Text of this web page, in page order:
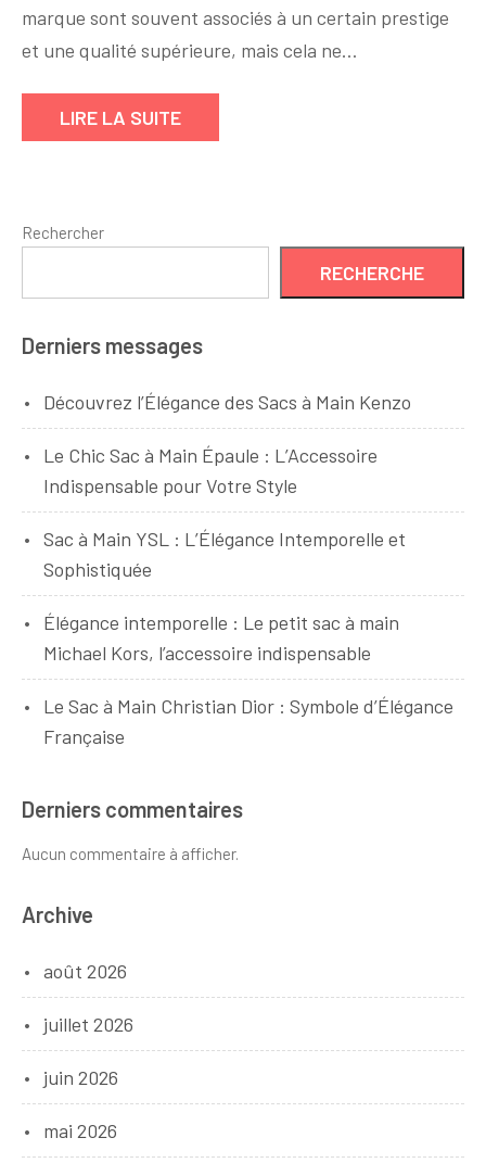
de
Marque
Parfait
Conseils
marque sont souvent associés à un certain prestige
et une qualité supérieure, mais cela ne…
LIRE LA SUITE
Rechercher
RECHERCHE
Derniers messages
Découvrez l’Élégance des Sacs à Main Kenzo
Le Chic Sac à Main Épaule : L’Accessoire
Indispensable pour Votre Style
Sac à Main YSL : L’Élégance Intemporelle et
Sophistiquée
Élégance intemporelle : Le petit sac à main
Michael Kors, l’accessoire indispensable
Le Sac à Main Christian Dior : Symbole d’Élégance
Française
Derniers commentaires
Aucun commentaire à afficher.
Archive
août 2026
juillet 2026
juin 2026
mai 2026